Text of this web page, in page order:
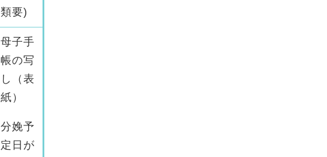
類要)
母子手
帳の写
し（表
紙）
分娩予
定日が